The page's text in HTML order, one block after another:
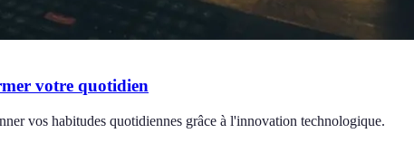
votre quotidien
vos habitudes quotidiennes grâce à l'innovation technologique.